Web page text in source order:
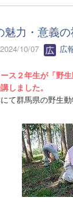
魅力・意義
10/07 広
ス２年生が「野
しました。
て群馬県の野生